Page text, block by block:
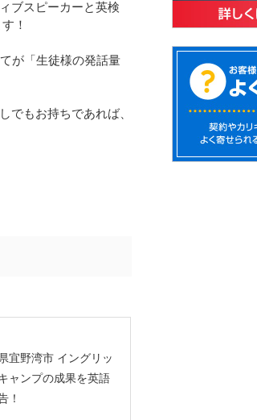
ブスピーカーと英検
！
が「生徒様の発話量
でもお持ちであれば、
宜野湾市 イングリッ
ャンプの成果を英語
！